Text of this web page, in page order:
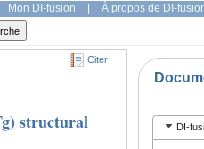
Mon DI-fusion | À propos de DI-
Citer
structural
DI-